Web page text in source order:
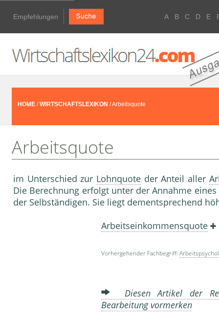
Empfehlungen A B C D E
HOME /WIRTSCHAFTSLEXIKON / Arbeitsquote
Arbeitsquote
im Unterschied zur Lohnquote der Anteil aller
Die Berechnung erfolgt unter der Annahme
der Selbständigen. Sie liegt dementsprechend
Arbeitseinkommensquote
Vorhergehender Fachbegriff:
Diesen Artikel der
Bearbeitung vormerken